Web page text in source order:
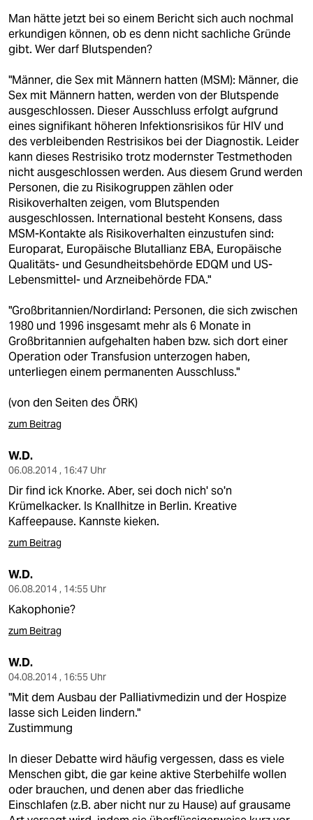
Man hätte jetzt bei so einem Bericht sich auch nochmal
erkundigen können, ob es denn nicht sachliche Gründe
gibt. Wer darf Blutspenden?
"Männer, die Sex mit Männern hatten (MSM): Männer, die
Sex mit Männern hatten, werden von der Blutspende
ausgeschlossen. Dieser Ausschluss erfolgt aufgrund
eines signifikant höheren Infektionsrisikos für HIV und
des verbleibenden Restrisikos bei der Diagnostik. Leider
kann dieses Restrisiko trotz modernster Testmethoden
nicht ausgeschlossen werden. Aus diesem Grund werden
Personen, die zu Risikogruppen zählen oder
Risikoverhalten zeigen, vom Blutspenden
ausgeschlossen. International besteht Konsens, dass
MSM-Kontakte als Risikoverhalten einzustufen sind:
Europarat, Europäische Blutallianz EBA, Europäische
Qualitäts- und Gesundheitsbehörde EDQM und US-
Lebensmittel- und Arzneibehörde FDA."
"Großbritannien/Nordirland: Personen, die sich zwischen
1980 und 1996 insgesamt mehr als 6 Monate in
Großbritannien aufgehalten haben bzw. sich dort einer
Operation oder Transfusion unterzogen haben,
unterliegen einem permanenten Ausschluss."
(von den Seiten des ÖRK)
zum Beitrag
W.D.
06.08.2014 , 16:47 Uhr
Dir find ick Knorke. Aber, sei doch nich' so'n
Krümelkacker. Is Knallhitze in Berlin. Kreative
Kaffeepause. Kannste kieken.
zum Beitrag
W.D.
06.08.2014 , 14:55 Uhr
Kakophonie?
zum Beitrag
W.D.
04.08.2014 , 16:55 Uhr
"Mit dem Ausbau der Palliativmedizin und der Hospize
lasse sich Leiden lindern."
Zustimmung
In dieser Debatte wird häufig vergessen, dass es viele
Menschen gibt, die gar keine aktive Sterbehilfe wollen
oder brauchen, und denen aber das friedliche
Einschlafen (z.B. aber nicht nur zu Hause) auf grausame